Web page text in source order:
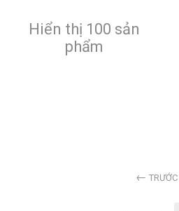
Hiển thị 100 sản
phẩm
TRƯỚC